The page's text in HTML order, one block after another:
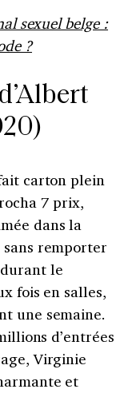
sexuel belge :
?
carton plein
7 prix,
dans la
remporter
le
fois en salles,
une semaine.
d’entrées
Virginie
et